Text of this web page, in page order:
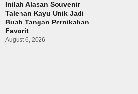
Inilah Alasan Souvenir
Talenan Kayu Unik Jadi
Buah Tangan Pernikahan
Favorit
August 6, 2026